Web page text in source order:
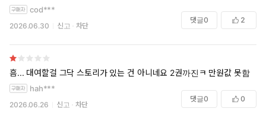
cod***
2026.06.30 신고 차단
댓글0 2
흠... 대여할걸 그닥 스토리가 있는 건 아니네요 2권까진ㅋ 만원값 못함
hah***
2026.06.26 신고 차단
댓글0 0